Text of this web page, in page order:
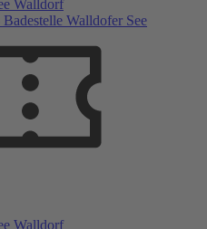
Walldorf
Walldofer See
Walldorf